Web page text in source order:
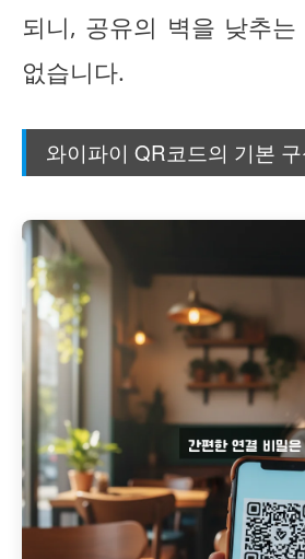
되니, 공유의 벽을 낮추
없습니다.
와이파이 QR코드의 기본